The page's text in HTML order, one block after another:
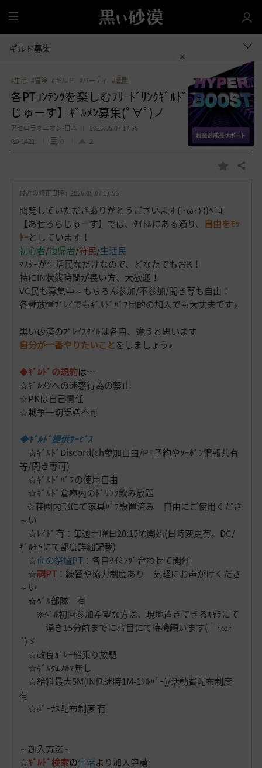
全
体
ギルド募集
#生活 #冒険 #ギルド #パーティ #戦闘
各PTｺﾝﾃﾝﾂを楽しむﾌﾘｰﾄﾞﾘﾝｸｷﾞﾙﾄﾞ【あせろら
じゅーす】ｷﾞﾙﾒﾝ募集(ﾟ∀ﾟ)ノ
アセロラオニオン-日本
2026.05.07 17:56
1421
0 2
お
り
共有する
最近の修正日時 : 2026.05.07 17:56
閲覧していただきありがとうございます( ･ω･) ))ﾍﾟｺ
【あせろらじゅーす】では、ﾀｲﾄﾙにある通り、 自由をﾓｯ
ﾄｰとしています！
初心者/復帰者/狩民/生活民
ﾏｽﾀｰが生活民なだけなので、どなたでもおK！
特にIN状態時間が長い方、大歓迎！
VC民も募集中～もちろん参加/不参加/聞き専も自由！
各種放置ﾌﾟﾚｲでもｷﾞﾙﾄﾞﾊﾞﾌ目的の加入でも大丈夫です♪
黒い砂漠のﾌﾟﾚｲｽﾀｲﾙは各自、違うと思います
自分が一番やりたいことをしましょう♪
◆ｷﾞﾙﾄﾞの規約は…
☆ｷﾞﾙﾒﾝへの迷惑行為の禁止
☆PKは自己責任
☆戦争一切受諾不可
◆ｷﾞﾙﾄﾞ提供ｻｰﾋﾞｽ
☆ｷﾞﾙﾄﾞDiscord(ch参加自由/PT予約やｸｰﾎﾟﾝ情報共有
等/聞き専可)
☆ｷﾞﾙﾄﾞﾊﾞﾌの使用自由
☆ｷﾞﾙﾄﾞ倉庫内のﾄﾞﾘﾝｸ飲み放題
☆荘園内部にて家具ﾊﾞﾌ設置済み 自由にご使用くださ
～い
☆ﾚｲﾄﾞ有：毎週土曜日20:15頃開始(日時変更有。DC/
ｷﾞﾙﾁｬにて都度詳細記載)
☆血の祭壇PT：各自ﾀｲﾐﾝｸﾞ合わせて開催
☆祠PT：練習や協力制度あり 気軽にお声がけくださ
～い
☆ﾍﾞﾙ部隊 有
※ﾍﾞﾙ初回参加希望な方は、現地置きできるｷｬﾗにて
湧き15分前までにｵｷ目にて待機願います(｀･ω･
´)ゞ
☆改良ｶﾞﾚｰ船乗り放題
☆ｷﾞﾙｸｴﾉﾙﾏ無し
☆給料最大5M(IN低迷時1M-1ｼﾙﾊﾞｰ)/活動費配布制度
有
☆ﾎﾞｰﾅｽ配布制度 有
～加入方法～
☆ｷﾞﾙﾄﾞ検索の生活より加入申請